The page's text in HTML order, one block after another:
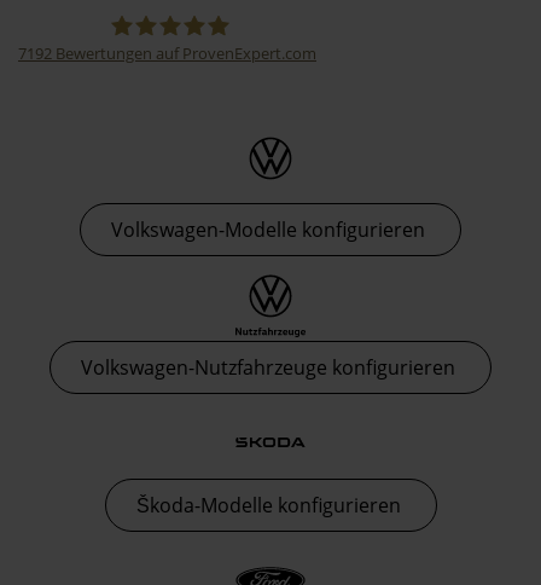
7192 Bewertungen auf ProvenExpert.com
Volkswagen-Modelle konfigurieren
Volkswagen-Nutzfahrzeuge konfigurieren
Škoda-Modelle konfigurieren